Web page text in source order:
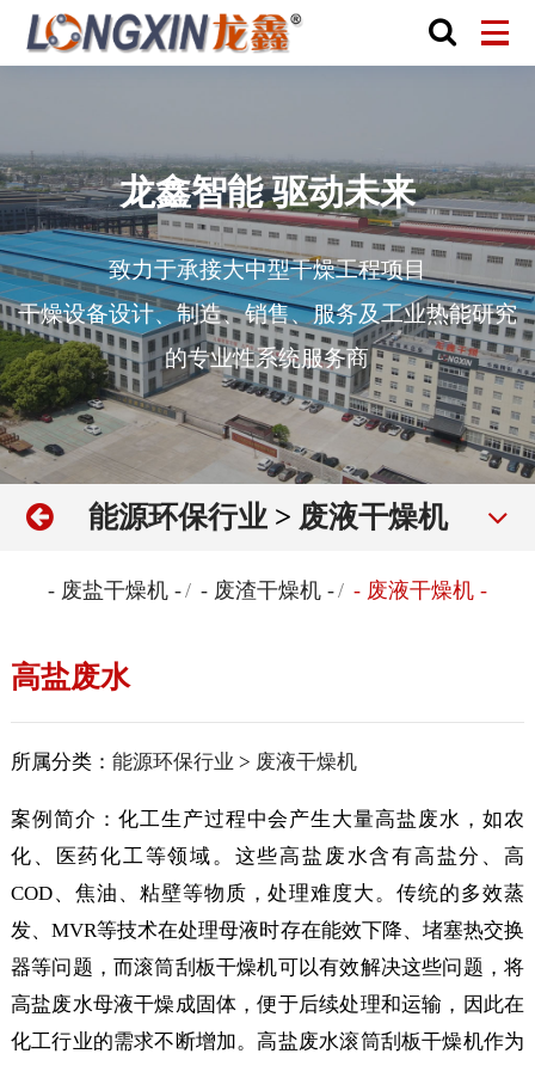
龙鑫智能 驱动未来
致力于承接大中型干燥工程项目
干燥设备设计、制造、销售、服务及工业热能研究
的专业性系统服务商
能源环保行业> 废液干燥机
- 废盐干燥机 -/ - 废渣干燥机 -/ - 废液干燥机 -
高盐废水
所属分类： 能源环保行业 > 废液干燥机
案例简介：化工生产过程中会产生大量高盐废水，如农
化、医药化工等领域。这些高盐废水含有高盐分、高
COD、焦油、粘壁等物质，处理难度大。传统的多效蒸
发、MVR等技术在处理母液时存在能效下降、堵塞热交换
器等问题，而滚筒刮板干燥机可以有效解决这些问题，将
高盐废水母液干燥成固体，便于后续处理和运输，因此在
化工行业的需求不断增加。高盐废水滚筒刮板干燥机作为